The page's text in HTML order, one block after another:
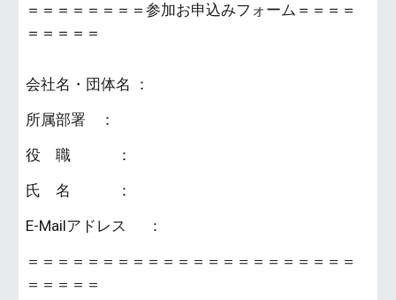
＝＝＝＝＝＝＝＝参加お申込みフォーム＝＝＝＝
＝＝＝＝＝
会社名・団体名 ：
所属部署 ：
役 職 ：
氏 名 ：
E-Mailアドレス ：
＝＝＝＝＝＝＝＝＝＝＝＝＝＝＝＝＝＝＝＝＝＝
＝＝＝＝＝